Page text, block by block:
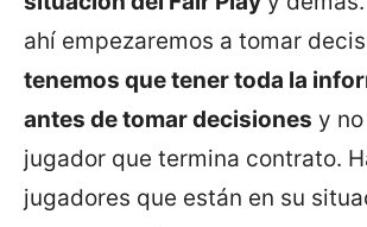
ahí empezaremos a tomar
tenemos que tener toda la
antes de tomar decisiones y
jugador que termina contrato.
jugadores que están en su